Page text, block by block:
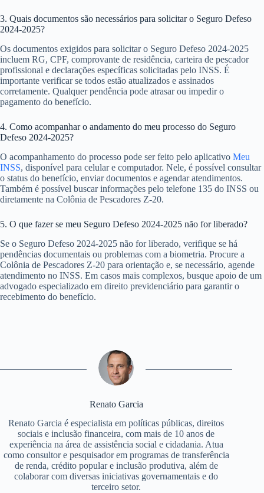
3. Quais documentos são necessários para solicitar o Seguro Defeso
2024-2025?
Os documentos exigidos para solicitar o Seguro Defeso 2024-2025
incluem RG, CPF, comprovante de residência, carteira de pescador
profissional e declarações específicas solicitadas pelo INSS. É
importante verificar se todos estão atualizados e assinados
corretamente. Qualquer pendência pode atrasar ou impedir o
pagamento do benefício.
4. Como acompanhar o andamento do meu processo do Seguro
Defeso 2024-2025?
O acompanhamento do processo pode ser feito pelo aplicativo Meu
INSS, disponível para celular e computador. Nele, é possível consultar
o status do benefício, enviar documentos e agendar atendimentos.
Também é possível buscar informações pelo telefone 135 do INSS ou
diretamente na Colônia de Pescadores Z-20.
5. O que fazer se meu Seguro Defeso 2024-2025 não for liberado?
Se o Seguro Defeso 2024-2025 não for liberado, verifique se há
pendências documentais ou problemas com a biometria. Procure a
Colônia de Pescadores Z-20 para orientação e, se necessário, agende
atendimento no INSS. Em casos mais complexos, busque apoio de um
advogado especializado em direito previdenciário para garantir o
recebimento do benefício.
Renato Garcia
Renato Garcia é especialista em políticas públicas, direitos
sociais e inclusão financeira, com mais de 10 anos de
experiência na área de assistência social e cidadania. Atua
como consultor e pesquisador em programas de transferência
de renda, crédito popular e inclusão produtiva, além de
colaborar com diversas iniciativas governamentais e do
terceiro setor.